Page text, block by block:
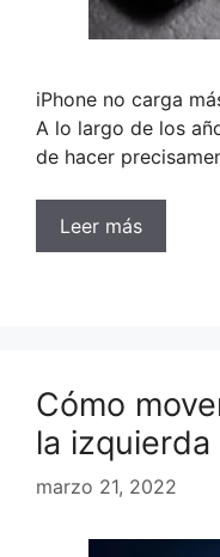
iPhone no carga
A lo largo de los
de hacer
Leer más
Cómo
la izquierda
marzo 21, 2022